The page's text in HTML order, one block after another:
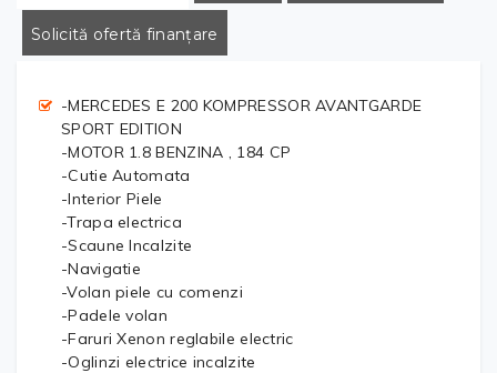
Solicită ofertă finanțare
-MERCEDES E 200 KOMPRESSOR AVANTGARDE
SPORT EDITION
-MOTOR 1.8 BENZINA , 184 CP
-Cutie Automata
-Interior Piele
-Trapa electrica
-Scaune Incalzite
-Navigatie
-Volan piele cu comenzi
-Padele volan
-Faruri Xenon reglabile electric
-Oglinzi electrice incalzite